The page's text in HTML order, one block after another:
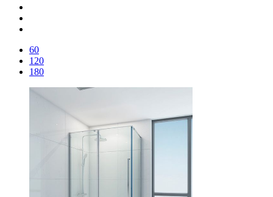
60
120
180